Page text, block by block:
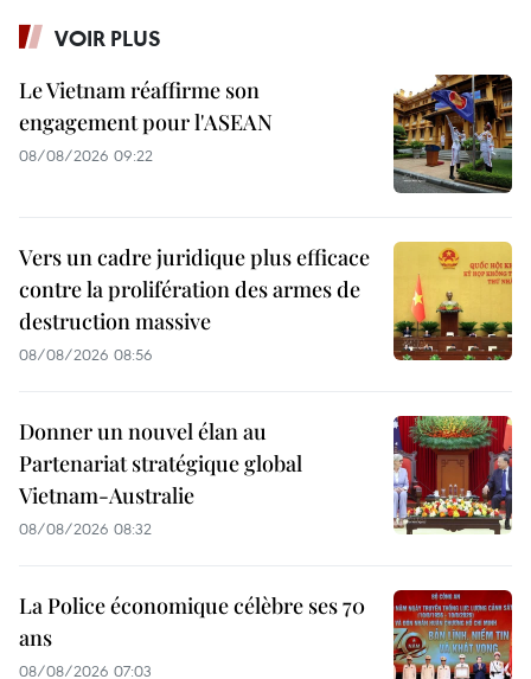
VOIR PLUS
Le Vietnam réaffirme son
engagement pour l'ASEAN
08/08/2026 09:22
Vers un cadre juridique plus efficace
contre la prolifération des armes de
destruction massive
08/08/2026 08:56
Donner un nouvel élan au
Partenariat stratégique global
Vietnam-Australie
08/08/2026 08:32
La Police économique célèbre ses 70
ans
08/08/2026 07:03